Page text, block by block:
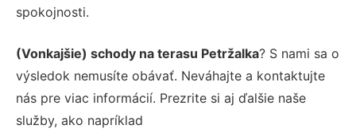
spokojnosti.
(Vonkajšie) schody na terasu Petržalka? S nami sa o
výsledok nemusíte obávať. Neváhajte a kontaktujte
nás pre viac informácií. Prezrite si aj ďalšie naše
služby, ako napríklad